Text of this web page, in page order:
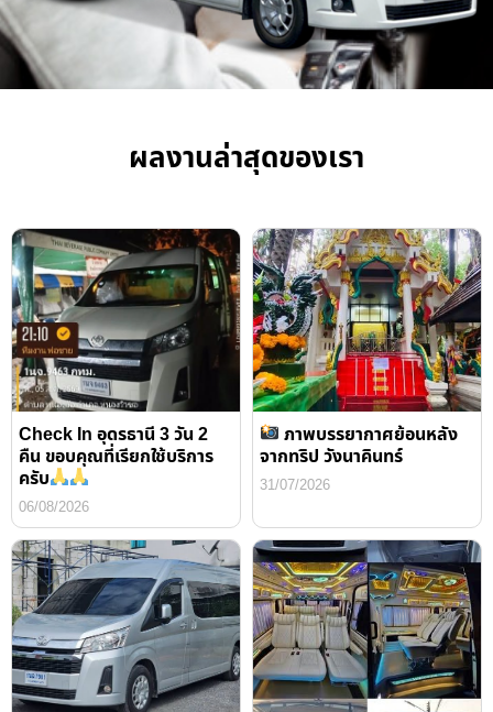
ผลงานล่าสุดของเรา
Check In อุดรธานี 3 วัน 2
คืน ขอบคุณที่เรียกใช้บริการ
ครับ
06/08/2026
ภาพบรรยากาศย้อนหลัง
จากทริป วังนาคินทร์
31/07/2026